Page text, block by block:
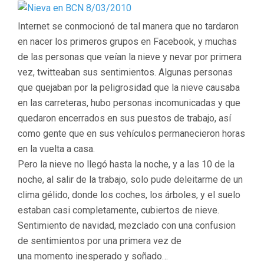
Internet se conmocionó de tal manera que no tardaron
en nacer los primeros grupos en Facebook, y muchas
de las personas que veían la nieve y nevar por primera
vez, twitteaban sus sentimientos. Algunas personas
que quejaban por la peligrosidad que la nieve causaba
en las carreteras, hubo personas incomunicadas y que
quedaron encerrados en sus puestos de trabajo, así
como gente que en sus vehículos permanecieron horas
en la vuelta a casa.
Pero la nieve no llegó hasta la noche, y a las 10 de la
noche, al salir de la trabajo, solo pude deleitarme de un
clima gélido, donde los coches, los árboles, y el suelo
estaban casi completamente, cubiertos de nieve.
Sentimiento de navidad, mezclado con una confusion
de sentimientos por una primera vez de
una momento inesperado y soñado…